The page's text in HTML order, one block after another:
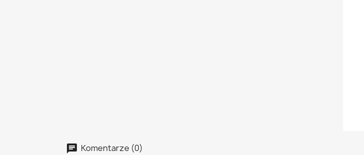
Komentarze (0)